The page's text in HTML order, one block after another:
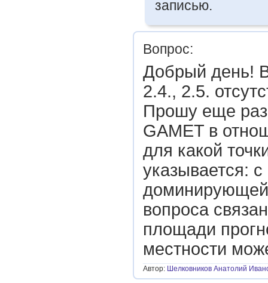
записью.
Вопрос:
Добрый день!
2.4., 2.5.
Прошу еще раз
GAMET в
для какой
указывается:
доминирующей
вопроса
площади
местности
Автор: Шелковников Анатолий